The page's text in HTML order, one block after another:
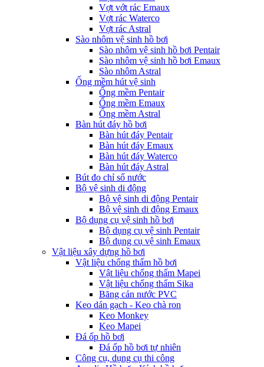
Vợt vớt rác Emaux
Vợt rác Waterco
Vợt rác Astral
Sào nhôm vệ sinh hồ bơi
Sào nhôm vệ sinh hồ bơi Pentair
Sào nhôm vệ sinh hồ bơi Emaux
Sào nhôm Astral
Ống mềm hút vệ sinh
Ống mềm Pentair
Ống mềm Emaux
Ống mềm Astral
Bàn hút đáy hồ bơi
Bàn hút đáy Pentair
Bàn hút đáy Emaux
Bàn hút đáy Waterco
Bàn hút đáy Astral
Bút đo chỉ số nước
Bộ vệ sinh di động
Bộ vệ sinh di động Pentair
Bộ vệ sinh di động Emaux
Bộ dụng cụ vệ sinh hồ bơi
Bộ dụng cụ vệ sinh Pentair
Bộ dụng cụ vệ sinh Emaux
Vật liệu xây dựng hồ bơi
Vật liệu chống thấm hồ bơi
Vật liệu chống thấm Mapei
Vật liệu chống thấm Sika
Băng cản nước PVC
Keo dán gạch - Keo chà ron
Keo Monkey
Keo Mapei
Đá ốp hồ bơi
Đá ốp hồ bơi tự nhiên
Công cụ, dụng cụ thi công